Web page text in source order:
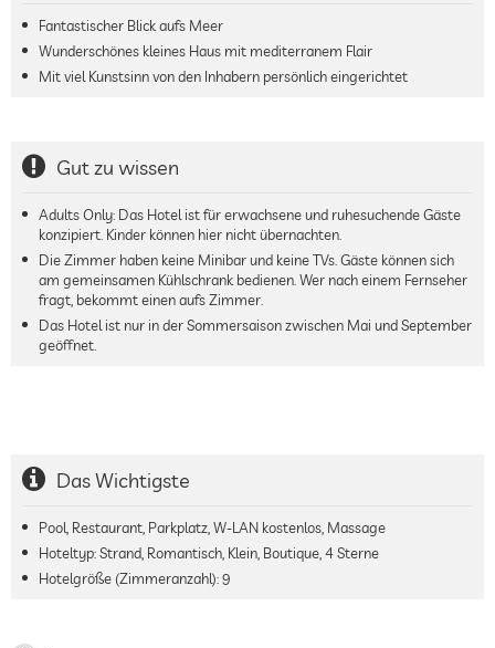
Fantastischer Blick aufs Meer
Wunderschönes kleines Haus mit mediterranem Flair
Mit viel Kunstsinn von den Inhabern persönlich eingerichtet
Gut zu wissen
Adults Only: Das Hotel ist für erwachsene und ruhesuchende Gäste
konzipiert. Kinder können hier nicht übernachten.
Die Zimmer haben keine Minibar und keine TVs. Gäste können sich
am gemeinsamen Kühlschrank bedienen. Wer nach einem Fernseher
fragt, bekommt einen aufs Zimmer.
Das Hotel ist nur in der Sommersaison zwischen Mai und September
geöffnet.
Das Wichtigste
Pool, Restaurant, Parkplatz, W-LAN kostenlos, Massage
Hoteltyp: Strand, Romantisch, Klein, Boutique, 4 Sterne
Hotelgröße (Zimmeranzahl):9